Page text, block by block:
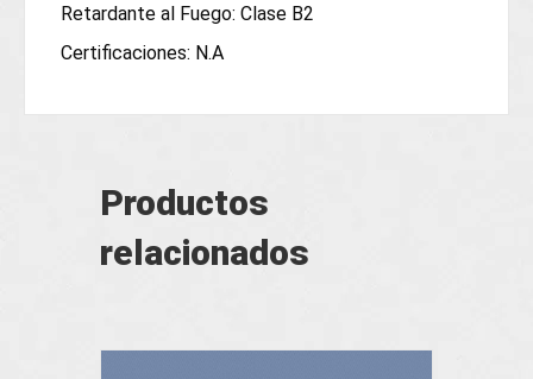
Retardante al Fuego: Clase B2
Certificaciones: N.A
Productos
relacionados